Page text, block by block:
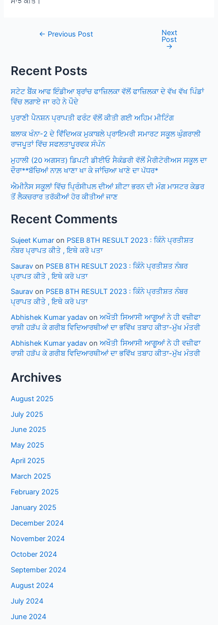
Post← Previous Post Next
Post
→
Recent Posts
ਸਟੇਟ ਬੈਂਕ ਆਫ ਇੰਡੀਆ ਬ੍ਰਾਂਚ ਫਾਜ਼ਿਲਕਾ ਵੱਲੋਂ ਫਾਜ਼ਿਲਕਾ ਦੇ ਵੱਖ ਵੱਖ ਪਿੰਡਾਂ
ਵਿੱਚ ਲਗਾਏ ਜਾ ਰਹੇ ਨੇ ਪੌਦੇ
ਪੁਰਾਣੀ ਪੈਨਸ਼ਨ ਪ੍ਰਾਪਤੀ ਫਰੰਟ ਵੱਲੋਂ ਕੀਤੀ ਗਈ ਅਹਿਮ ਮੀਟਿੰਗ
ਬਲਾਕ ਖੰਨਾ-2 ਦੇ ਵਿਁਦਿਅਕ ਮੁਕਾਬਲੇ ਪ੍ਰਾਇਮਰੀ ਸਮਾਰਟ ਸਕੂਲ ਘੁੰਗਰਾਲੀ
ਰਾਜਪੂਤਾਂ ਵਿੱਚ ਸਫਲਤਾਪੂਰਵਕ ਸੰਪੰਨ
ਮੁਹਾਲੀ (20 ਅਗਸਤ) ਡਿਪਟੀ ਡੀਈਓ ਸੈਕੰਡਰੀ ਵੱਲੋਂ ਮੈਰੀਟੋਰੀਅਸ ਸਕੂਲ ਦਾ
ਦੌਰਾ**ਬੱਚਿਆਂ ਨਾਲ਼ ਖਾਣਾ ਖਾ ਕੇ ਜਾਂਚਿਆ ਖਾਣੇ ਦਾ ਪੱਧਰ*
ਐਮੀਨੈਸ ਸਕੂਲਾਂ ਵਿੱਚ ਪ੍ਰਿੰਸੀਪਲ ਦੀਆਂ ਸ਼ੀਟਾ ਭਰਨ ਦੀ ਮੰਗ ਮਾਸਟਰ ਕੇਡਰ
ਤੋਂ ਲੈਕਚਰਾਰ ਤਰੱਕੀਆਂ ਹੋਰ ਕੀਤੀਆਂ ਜਾਣ
Recent Comments
Sujeet Kumar on PSEB 8TH RESULT 2023 : ਕਿੰਨੇ ਪ੍ਰਤੀਸ਼ਤ
ਨੰਬਰ ਪ੍ਰਾਪਤ ਕੀਤੇ , ਇਥੇ ਕਰੋ ਪਤਾ
Saurav on PSEB 8TH RESULT 2023 : ਕਿੰਨੇ ਪ੍ਰਤੀਸ਼ਤ ਨੰਬਰ
ਪ੍ਰਾਪਤ ਕੀਤੇ , ਇਥੇ ਕਰੋ ਪਤਾ
Saurav on PSEB 8TH RESULT 2023 : ਕਿੰਨੇ ਪ੍ਰਤੀਸ਼ਤ ਨੰਬਰ
ਪ੍ਰਾਪਤ ਕੀਤੇ , ਇਥੇ ਕਰੋ ਪਤਾ
Abhishek Kumar yadav onਅਖੌਤੀ ਸਿਆਸੀ ਆਗੂਆਂ ਨੇ ਹੀ ਵਜ਼ੀਫਾ
ਰਾਸ਼ੀ ਹੜੱਪ ਕੇ ਗਰੀਬ ਵਿਦਿਆਰਥੀਆਂ ਦਾ ਭਵਿੱਖ ਤਬਾਹ ਕੀਤਾ-ਮੁੱਖ ਮੰਤਰੀ
Abhishek Kumar yadav onਅਖੌਤੀ ਸਿਆਸੀ ਆਗੂਆਂ ਨੇ ਹੀ ਵਜ਼ੀਫਾ
ਰਾਸ਼ੀ ਹੜੱਪ ਕੇ ਗਰੀਬ ਵਿਦਿਆਰਥੀਆਂ ਦਾ ਭਵਿੱਖ ਤਬਾਹ ਕੀਤਾ-ਮੁੱਖ ਮੰਤਰੀ
Archives
August 2025
July 2025
June 2025
May 2025
April 2025
March 2025
February 2025
January 2025
December 2024
November 2024
October 2024
September 2024
August 2024
July 2024
June 2024